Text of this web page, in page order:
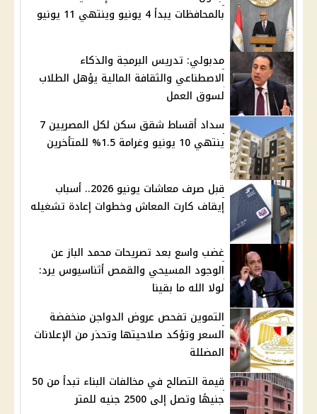
بالمحافظات يبدأ 4 يونيو وينتهي 11 يونيو
مدبولي: تدريس البرمجة والذكاء
الاصطناعي والثقافة المالية يؤهل الطلاب
لسوق العمل
سداد أقساط شقق سكن لكل المصريين 7
ينتهي 10 يونيو وغرامة 1.5% للمتأخرين
قبل صرف معاشات يونيو 2026.. أسباب
إيقاف كارت المعاش وخطوات إعادة تشغيله
غضب واسع بعد تصريحات محمد الباز عن
الوجود المسيحي والقمص أثناسيوس يرد:
لولا الله ما بقينا
التموين تفحص عروض الدواجن منخفضة
السعر وتؤكد صلاحيتها وتحذر من الإعلانات
المضللة
قيمة التصالح في مخالفات البناء تبدأ من 50
جنيهًا وتصل إلى 2500 جنيه للمتر